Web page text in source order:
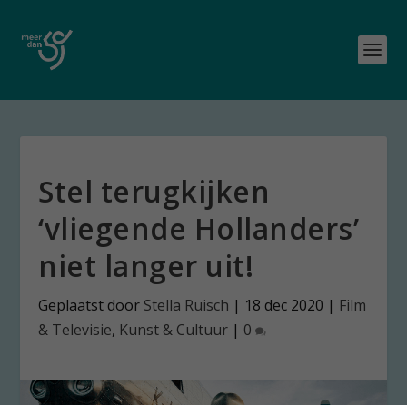
Stel terugkijken
‘vliegende Hollanders’
niet langer uit!
Geplaatst door Stella Ruisch | 18 dec 2020 | Film
& Televisie, Kunst & Cultuur | 0